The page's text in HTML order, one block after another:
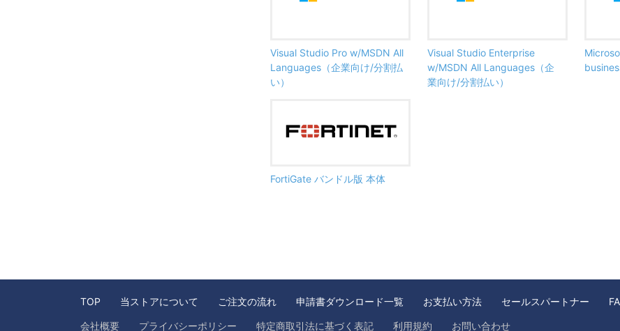
Visual Studio Pro w/MSDN All
Languages（企業向け/分割払
い）
Visual Studio Enterprise
w/MSDN All Languages（企
業向け/分割払い）
FortiGate バンドル版 本体
TOP 当ストアについて ご注文の流れ 申請書ダウンロード一覧 お支払い方法 セールスパートナー
会社概要 プライバシーポリシー 特定商取引法に基づく表記 利用規約 お問い合わせ